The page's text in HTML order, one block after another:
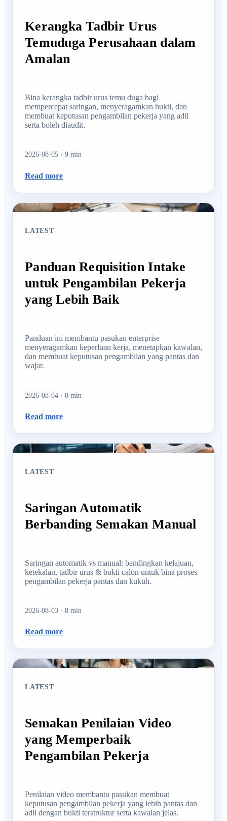
Kerangka Tadbir Urus
Temuduga Perusahaan dalam
Amalan
Bina kerangka tadbir urus temu duga bagi
mempercepat saringan, menyeragamkan bukti, dan
membuat keputusan pengambilan pekerja yang adil
serta boleh diaudit.
2026-08-05 · 9 min
Read more
LATEST
Panduan Requisition Intake
untuk Pengambilan Pekerja
yang Lebih Baik
Panduan ini membantu pasukan enterprise
menyeragamkan keperluan kerja, menetapkan kawalan,
dan membuat keputusan pengambilan yang pantas dan
wajar.
2026-08-04 · 8 min
Read more
LATEST
Saringan Automatik
Berbanding Semakan Manual
Saringan automatik vs manual: bandingkan kelajuan,
ketekalan, tadbir urus & bukti calon untuk bina proses
pengambilan pekerja pantas dan kukuh.
2026-08-03 · 8 min
Read more
LATEST
Semakan Penilaian Video
yang Memperbaik
Pengambilan Pekerja
Penilaian video membantu pasukan membuat
keputusan pengambilan pekerja yang lebih pantas dan
adil dengan bukti terstruktur serta kawalan jelas.